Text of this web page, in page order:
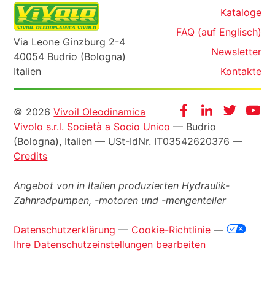
Via Leone Ginzburg 2-4
40054 Budrio (Bologna)
Italien
Kataloge
FAQ (auf Englisch)
Newsletter
Kontakte
FacebookInstagram
Twitter
Informazioni
legali
© 2026Vivoil Oleodinamica
Vivolo s.r.l. Società a Socio Unico — Budrio
(Bologna), Italien — USt-IdNr. IT03542620376 —
Credits
Angebot von in Italien produzierten Hydraulik-
Zahnradpumpen, -motoren und -mengenteiler
Datenschutzerklärung — Cookie-Richtlinie —
Ihre Datenschutzeinstellungen bearbeiten